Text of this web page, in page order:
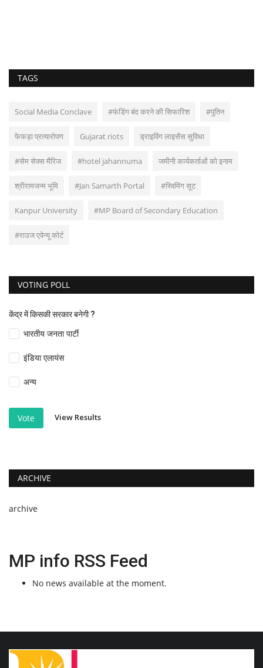
TAGS
Social Media Conclave #फंडिंग बंद करने की सिफारिश #पुतिन
फेफड़ा प्रत्यारोपण Gujarat riots ड्राइविंग लाइसेंस सुविधा
#सेम सेक्स मैरिज #hotel jahannuma जमीनी कार्यकर्ताओं को इनाम
श्रीरामजन्म भूमि #Jan Samarth Portal #स्विमिंग सूट
Kanpur University #MP Board of Secondary Education
#राउज एवेन्यू कोर्ट
VOTING POLL
केंद्र में किसकी सरकार बनेगी ?
भारतीय जनता पार्टी
इंडिया एलायंस
अन्य
Vote View Results
ARCHIVE
archive
MP info RSS Feed
No news available at the moment.